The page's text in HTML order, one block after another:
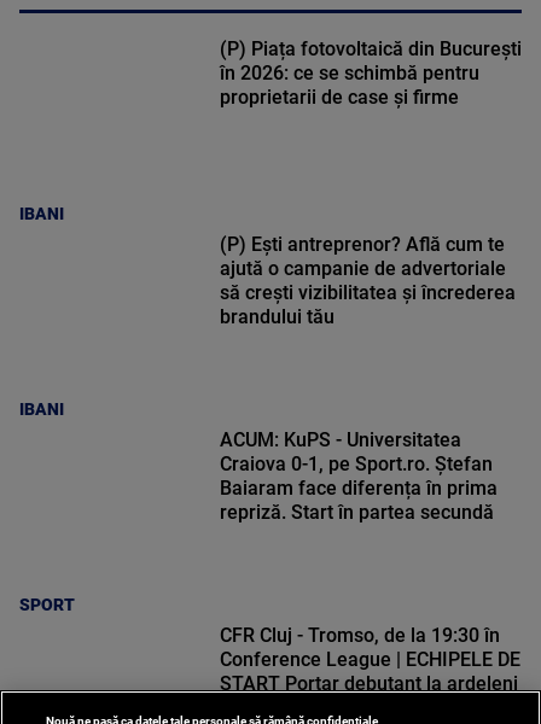
IBANI
(P) Piața fotovoltaică din București
în 2026: ce se schimbă pentru
proprietarii de case și firme
IBANI
(P) Ești antreprenor? Află cum te
ajută o campanie de advertoriale
să crești vizibilitatea și încrederea
brandului tău
SPORT
ACUM: KuPS - Universitatea
Craiova 0-1, pe Sport.ro. Ștefan
Baiaram face diferența în prima
repriză. Start în partea secundă
CFR Cluj - Tromso, de la 19:30 în
Conference League | ECHIPELE DE
START Portar debutant la ardeleni
Nouă ne pasă ca datele tale personale să rămână confidențiale